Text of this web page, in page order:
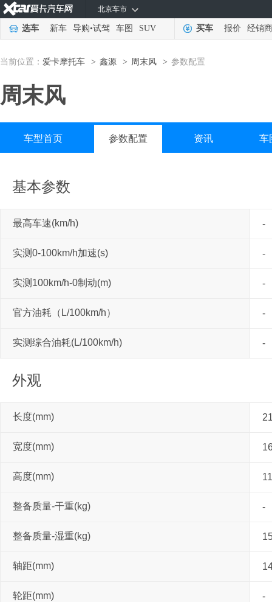
北京车市
选车 新车 导购•试驾 车图 SUV 买车 报价 经销商
当前位置： 爱卡摩托车 > 鑫源 > 周末风 > 参数配置
周末风
车型首页 参数配置 资讯 车
基本参数
最高车速(km/h) -
实测0-100km/h加速(s) -
实测100km/h-0制动(m) -
官方油耗（L/100km/h） -
实测综合油耗(L/100km/h) -
外观
长度(mm)
宽度(mm)
高度(mm)
整备质量-干重(kg) -
整备质量-湿重(kg)
轴距(mm)
轮距(mm) -